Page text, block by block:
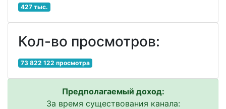
427 тыс.
Кол-во просмотров:
73 822 122 просмотра
Предполагаемый доход:
За время существования канала: